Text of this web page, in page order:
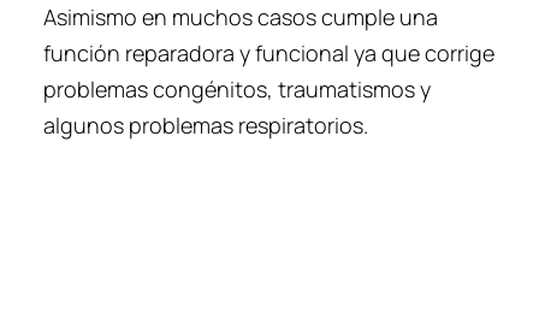
Asimismo en muchos casos cumple una
función reparadora y funcional ya que corrige
problemas congénitos, traumatismos y
algunos problemas respiratorios.